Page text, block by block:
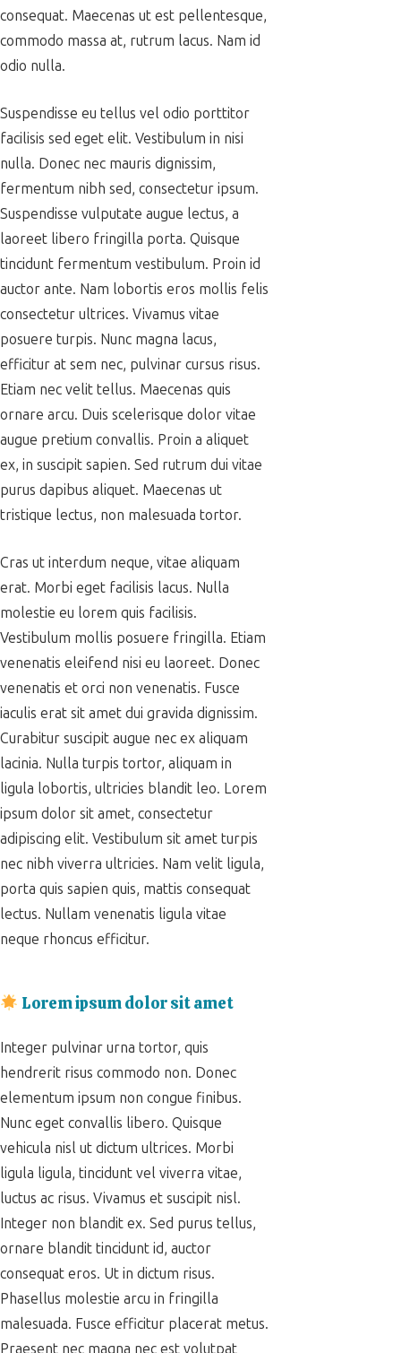
consequat. Maecenas ut est pellentesque,
commodo massa at, rutrum lacus. Nam id
odio nulla.
Suspendisse eu tellus vel odio porttitor
facilisis sed eget elit. Vestibulum in nisi
nulla. Donec nec mauris dignissim,
fermentum nibh sed, consectetur ipsum.
Suspendisse vulputate augue lectus, a
laoreet libero fringilla porta. Quisque
tincidunt fermentum vestibulum. Proin id
auctor ante. Nam lobortis eros mollis felis
consectetur ultrices. Vivamus vitae
posuere turpis. Nunc magna lacus,
efficitur at sem nec, pulvinar cursus risus.
Etiam nec velit tellus. Maecenas quis
ornare arcu. Duis scelerisque dolor vitae
augue pretium convallis. Proin a aliquet
ex, in suscipit sapien. Sed rutrum dui vitae
purus dapibus aliquet. Maecenas ut
tristique lectus, non malesuada tortor.
Cras ut interdum neque, vitae aliquam
erat. Morbi eget facilisis lacus. Nulla
molestie eu lorem quis facilisis.
Vestibulum mollis posuere fringilla. Etiam
venenatis eleifend nisi eu laoreet. Donec
venenatis et orci non venenatis. Fusce
iaculis erat sit amet dui gravida dignissim.
Curabitur suscipit augue nec ex aliquam
lacinia. Nulla turpis tortor, aliquam in
ligula lobortis, ultricies blandit leo. Lorem
ipsum dolor sit amet, consectetur
adipiscing elit. Vestibulum sit amet turpis
nec nibh viverra ultricies. Nam velit ligula,
porta quis sapien quis, mattis consequat
lectus. Nullam venenatis ligula vitae
neque rhoncus efficitur.
Lorem ipsum dolor sit amet
Integer pulvinar urna tortor, quis
hendrerit risus commodo non. Donec
elementum ipsum non congue finibus.
Nunc eget convallis libero. Quisque
vehicula nisl ut dictum ultrices. Morbi
ligula ligula, tincidunt vel viverra vitae,
luctus ac risus. Vivamus et suscipit nisl.
Integer non blandit ex. Sed purus tellus,
ornare blandit tincidunt id, auctor
consequat eros. Ut in dictum risus.
Phasellus molestie arcu in fringilla
malesuada. Fusce efficitur placerat metus.
Praesent nec magna nec est volutpat